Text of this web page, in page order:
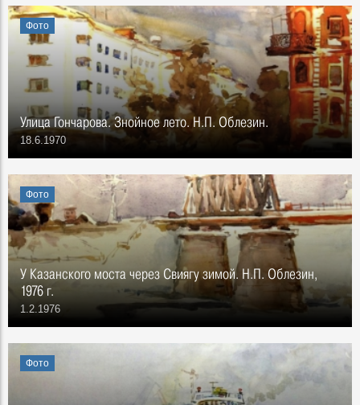
Фото
Улица Гончарова. Знойное лето. Н.П. Облезин.
18.6.1970
Фото
У Казанского моста через Свиягу зимой. Н.П. Облезин,
1976 г.
1.2.1976
Фото